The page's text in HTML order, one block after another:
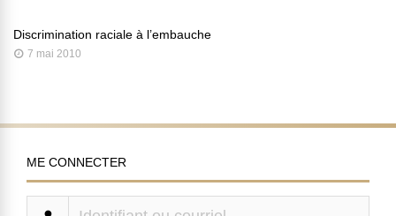
Discrimination raciale à l’embauche
7 mai 2010
ME CONNECTER